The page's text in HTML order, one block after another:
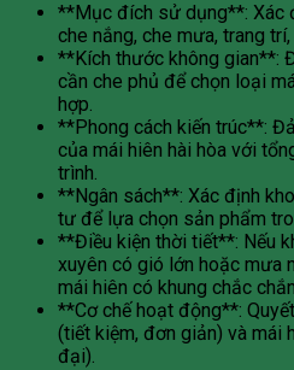
**Mục đích sử dụng**: Xác
che nắng, che mưa, trang
**Kích thước không gian**:
cần che phủ để chọn loại
hợp.
**Phong cách kiến trúc**:
của mái hiên hài hòa với
trình.
**Ngân sách**: Xác định
tư để lựa chọn sản phẩm
**Điều kiện thời tiết**: Nếu
xuyên có gió lớn hoặc mưa
mái hiên có khung chắc
**Cơ chế hoạt động**:
(tiết kiệm, đơn giản) và mái
đại).